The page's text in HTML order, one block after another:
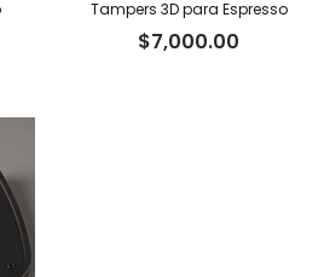
Tampers 3D para Espresso
$7,000.00